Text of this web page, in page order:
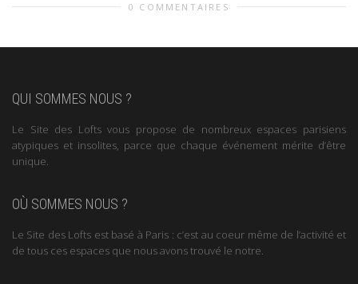
0 COMMENTAIRES
QUI SOMMES NOUS ?
Le Site des Lofts vous propose de nombreux espaces parisiens
atypiques et insolites, parce que chaque événement mérite d’être
unique.
OÙ SOMMES NOUS ?
Le Site des Lofts est basé à Paris : c’est au coeur même de l’activité et
de tous ces espaces que nous avons trouvé le notre.